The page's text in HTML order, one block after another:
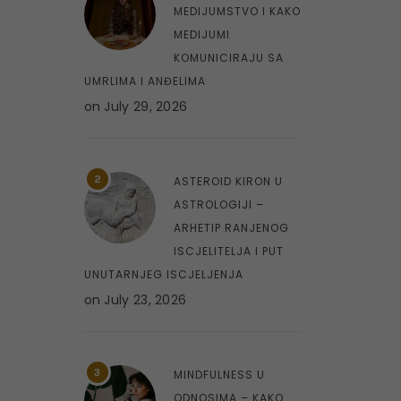
MEDIJUMSTVO I KAKO
MEDIJUMI
KOMUNICIRAJU SA
UMRLIMA I ANĐELIMA
on July 29, 2026
2
ASTEROID KIRON U
ASTROLOGIJI –
ARHETIP RANJENOG
ISCJELITELJA I PUT
UNUTARNJEG ISCJELJENJA
on July 23, 2026
3
MINDFULNESS U
ODNOSIMA – KAKO